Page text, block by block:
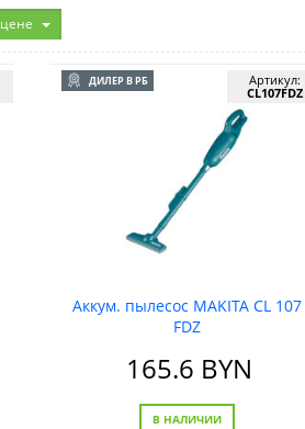
цене
ДИЛЕР В РБ
Аккум. пылесос MAKITA CL 107
FDZ
Артикул:
CL107FDZ
165.6 BYN
В НАЛИЧИИ